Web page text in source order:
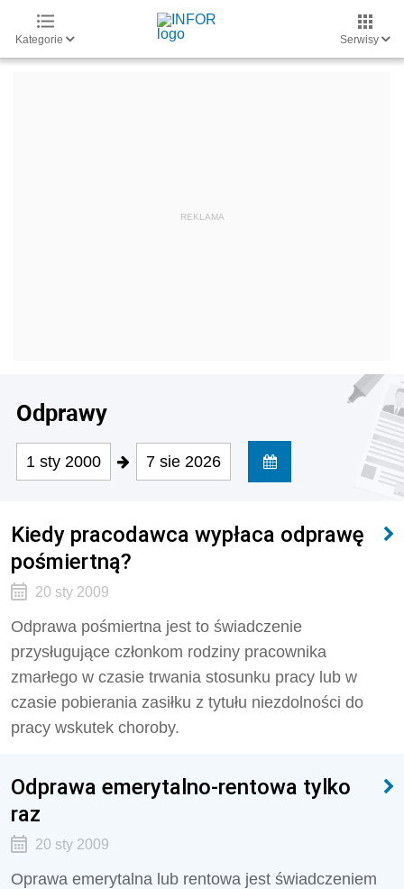
Kategorie Serwisy
Odprawy
1 sty 2000 7 sie 2026
Kiedy pracodawca wypłaca odprawę
pośmiertną?
20 sty 2009
Odprawa pośmiertna jest to świadczenie
przysługujące członkom rodziny pracownika
zmarłego w czasie trwania stosunku pracy lub w
czasie pobierania zasiłku z tytułu niezdolności do
pracy wskutek choroby.
Odprawa emerytalno-rentowa tylko
raz
20 sty 2009
Oprawa emerytalna lub rentowa jest świadczeniem